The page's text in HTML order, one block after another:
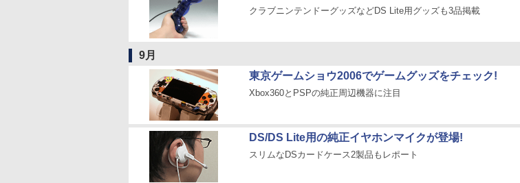
クラブニンテンドーグッズなどDS Lite用グッズも3品掲載
9月
東京ゲームショウ2006でゲームグッズをチェック!
Xbox360とPSPの純正周辺機器に注目
DS/DS Lite用の純正イヤホンマイクが登場!
スリムなDSカードケース2製品もレポート